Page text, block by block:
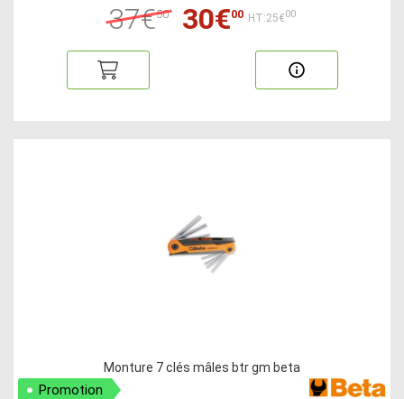
37€50 30€00 HT:25€00
Monture 7 clés mâles btr gm beta
Promotion